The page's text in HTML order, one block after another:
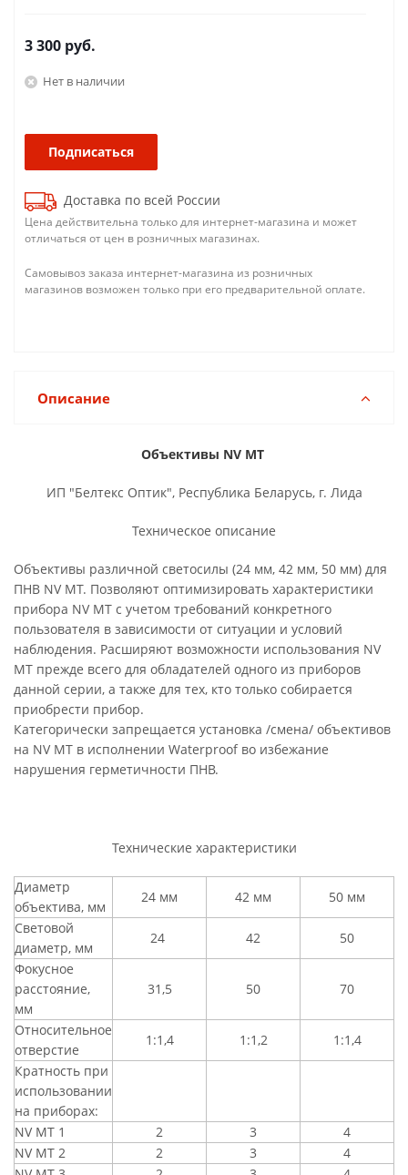
3 300 руб.
Нет в наличии
Подписаться
Доставка по всей России
Цена действительна только для интернет-магазина и может
отличаться от цен в розничных магазинах.
Самовывоз заказа интернет-магазина из розничных
магазинов возможен только при его предварительной оплате.
Описание
Объективы NV MT
ИП "Белтекс Оптик", Республика Беларусь, г. Лида
Техническое описание
Объективы различной светосилы (24 мм, 42 мм, 50 мм) для
ПНВ NV MT. Позволяют оптимизировать характеристики
прибора NV MT с учетом требований конкретного
пользователя в зависимости от ситуации и условий
наблюдения. Расширяют возможности использования NV
MT прежде всего для обладателей одного из приборов
данной серии, а также для тех, кто только собирается
приобрести прибор.
Категорически запрещается установка /смена/ объективов
на NV MT в исполнении Waterproof во избежание
нарушения герметичности ПНВ.
Технические характеристики
Диаметр
объектива, мм
24 мм 42 мм
50 мм
Световой
диаметр, мм
24 42
50
Фокусное
расстояние,
мм
31,5 50 70
Относительное
отверстие
1:1,4 1:1,2
1:1,4
Кратность при
использовании
на приборах:
NV MT 1
2 3
4
NV MT 2
2 3
4